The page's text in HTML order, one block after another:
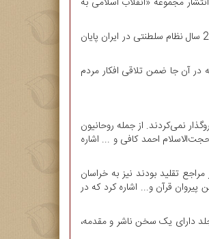
اسناد این مجموعه نشان می‌دهند که چگونه نیروهای پیرو خط امام در استان خراسان رضوی همسو با سایر نقاط کشور توانسته‌اند در طول مبارزه‌ای مستمر و پی‌گیر به 2500 سال نظام سلطنتی در ایران پایان
در آن جا ضمن تلاقی افکار مردم
نمی‌کردند. از جمله روحانیون
احمد کافی و ... اشاره
تقلید بودند نیز به خراسان
انجمن پیروان قرآن و... اشاره کرد که در
دارای یک سخن ناشر و مقدمه،